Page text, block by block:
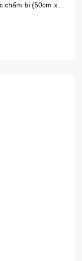
Kiếng cuộn Hàn Quốc chấm bi (50cm x 10m)